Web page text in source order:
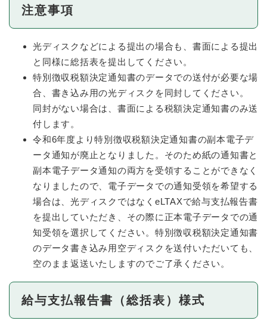
注意事項
光ディスクなどによる提出の場合も、書面による提出
と同様に総括表を提出してください。
特別徴収税額決定通知書のデータでの送付が必要な場
合、書き込み用の光ディスクを同封してください。
同封がない場合は、書面による税額決定通知書のみ送
付します。
令和6年度より特別徴収税額決定通知書の副本電子デ
ータ通知が廃止となりました。そのため紙の通知書と
副本電子データ通知の両方を受領することができなく
なりましたので、電子データでの通知受領を希望する
場合は、光ディスクではなくeLTAXで給与支払報告書
を提出していただき、その際に正本電子データでの通
知受領を選択してください。特別徴収税額決定通知書
のデータ書き込み用空ディスクを送付いただいても、
空のまま返送いたしますのでご了承ください。
給与支払報告書（総括表）様式